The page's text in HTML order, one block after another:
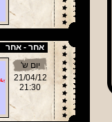
אחר - אחר
יום ש'
21/04/12
21:30